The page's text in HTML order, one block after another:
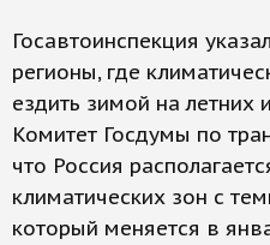
Госавтоинспекция
регионы, где
ездить зимой на летних
Комитет Госдумы по
что Россия
климатических зон с
который меняется в